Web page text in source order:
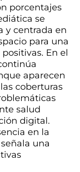
porcentajes
se
y centrada en
para una
En el
aparecen
coberturas
salud
digital.
en la
una